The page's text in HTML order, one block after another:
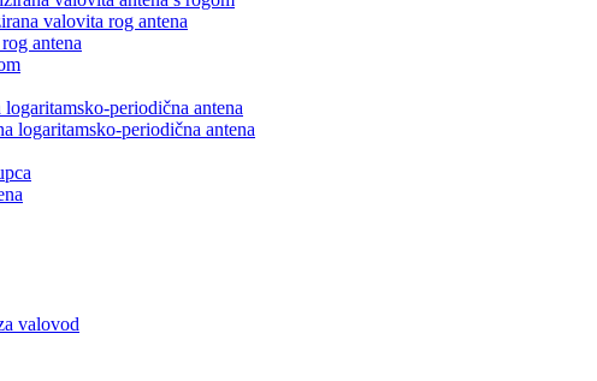
valovita rog antena
antena
periodična antena
logaritamsko-periodična antena
valovod